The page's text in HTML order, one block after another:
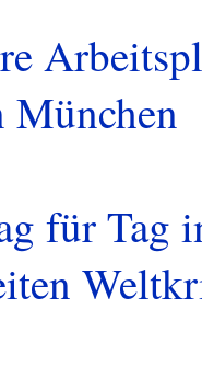
München
für Tag